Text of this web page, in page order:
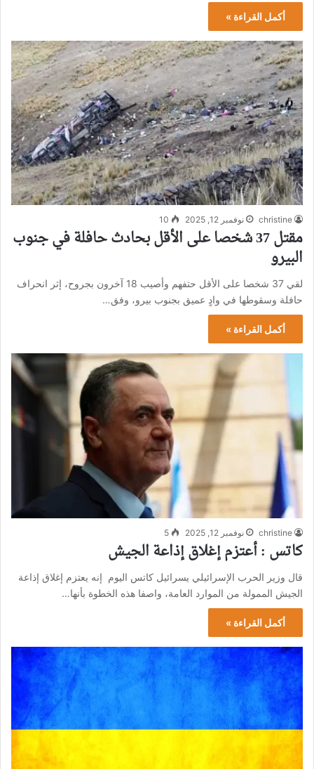
أكمل القراءة »
christine نوفمبر 12, 2025 10
مقتل 37 شخصا على الأقل بحادث حافلة في جنوب
البيرو
لقي 37 شخصا على الأقل حتفهم وأصيب 18 آخرون بجروح، إثر انحراف
حافلة وسقوطها في وادٍ عميق بجنوب بيرو، وفق…
أكمل القراءة »
christine نوفمبر 12, 2025 5
كاتس : أعتزم إغلاق إذاعة الجيش
قال وزير الحرب الإسرائيلي يسرائيل كاتس اليوم إنه يعتزم إغلاق إذاعة
الجيش الممولة من الموارد العامة، واصفا هذه الخطوة بأنها…
أكمل القراءة »